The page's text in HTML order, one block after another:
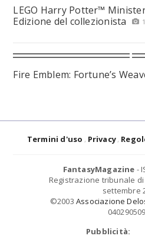
LEGO Harry Potter™
Edizione del collezionista
Fire Emblem: Fortune’s
Termini d'uso Privacy
FantasyMagazine -
Registrazione tribunale di
settembre
©2003 Associazione
Pubblicità: